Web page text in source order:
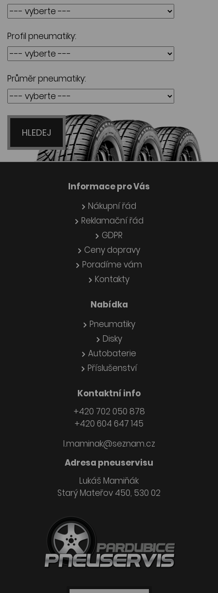
Profil pneumatiky:
Průměr pneumatiky:
HLEDEJ
Informace pro Vás
Nákupní řád
Reklamační řád
GDPR
Ceny dopravy
Poradíme vám
Kontakty
Nabídka
Pneumatiky
Disky
Autobaterie
Příslušenství
Kontaktní info
+420 702 050 878
+420 604 647 145
l.maminak@seznam.cz
Adresa pneuservisu
Lukáš Mamiňák
Starý Mateřov 450, 530 02